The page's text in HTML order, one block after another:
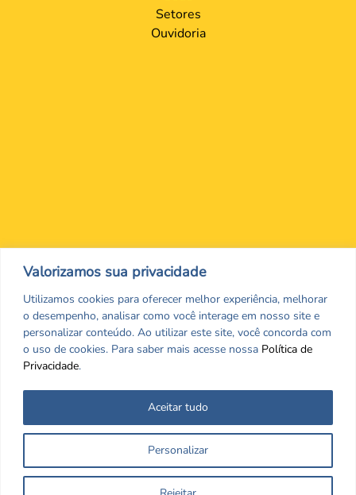
Valorizamos sua privacidade
Utilizamos cookies para oferecer melhor experiência, melhorar
o desempenho, analisar como você interage em nosso site e
personalizar conteúdo. Ao utilizar este site, você concorda com
o uso de cookies. Para saber mais acesse nossa Política de
Privacidade.
Personalizar
Aceitar tudo
Setores
Ouvidoria
Todos os direitos reservados. CRF/MS. Copyrigth ©2026
Desenvolvido por